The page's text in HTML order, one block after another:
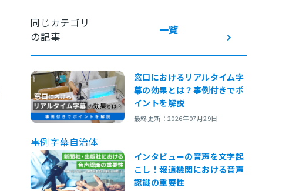
同じカテゴリ
の記事
一覧
窓口におけるリアルタイム字
幕の効果とは？事例付きでポ
イントを解説
最終更新：2026年07月29日
事例字幕自治体
インタビューの音声を文字起
こし！報道機関における音声
認識の重要性